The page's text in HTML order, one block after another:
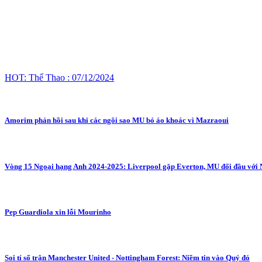
HOT: Thể Thao : 07/12/2024
Amorim phản hồi sau khi các ngôi sao MU bỏ áo khoác vì Mazraoui
Vòng 15 Ngoại hạng Anh 2024-2025: Liverpool gặp Everton, MU đối đầu với
Pep Guardiola xin lỗi Mourinho
Soi tỉ số trận Manchester United - Nottingham Forest: Niềm tin vào Quỷ đỏ